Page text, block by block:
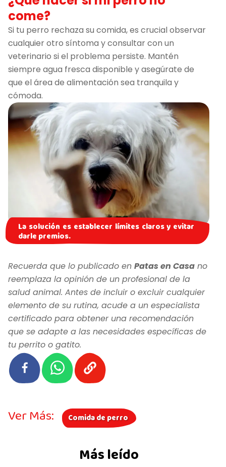
come?
Si tu perro rechaza su comida, es crucial observar
cualquier otro síntoma y consultar con un
veterinario si el problema persiste. Mantén
siempre agua fresca disponible y asegúrate de
que el área de alimentación sea tranquila y
cómoda.
La solución es establecer límites claros y evitar
darle premios.
Recuerda que lo publicado en Patas en Casa no
reemplaza la opinión de un profesional de la
salud animal. Antes de incluir o excluir cualquier
elemento de su rutina, acude a un especialista
certificado para obtener una recomendación
que se adapte a las necesidades específicas de
tu perrito o gatito.
Más leído
Ver Más: Comida de perro